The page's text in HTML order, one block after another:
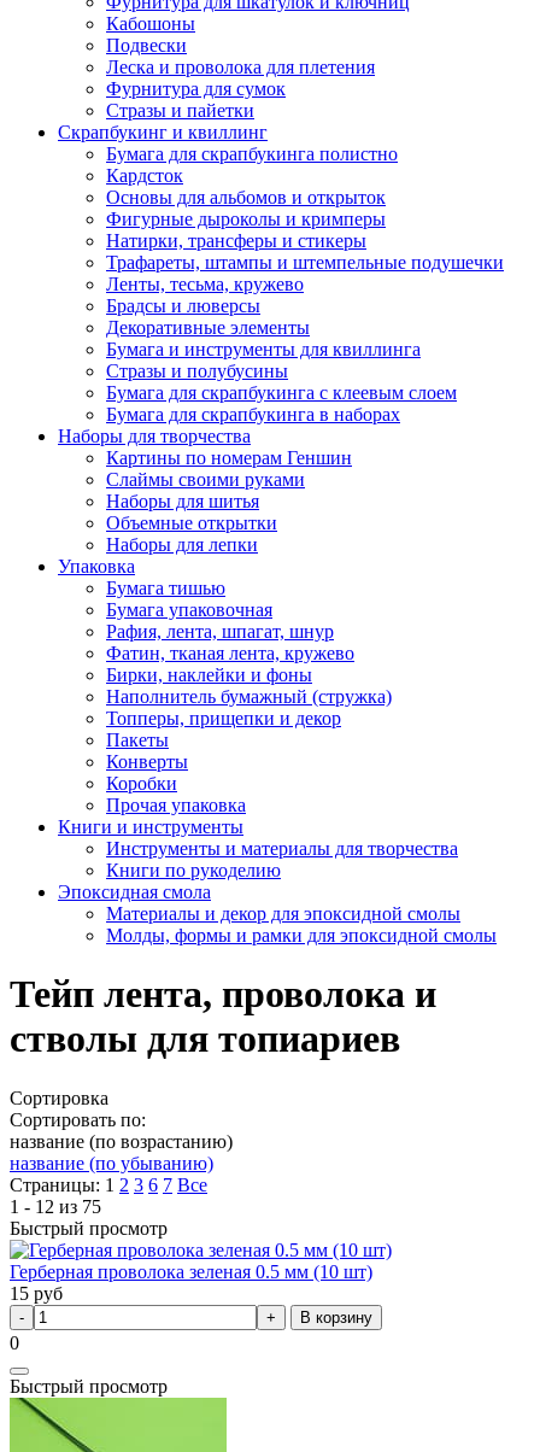
Кабошоны
Подвески
Леска и проволока для плетения
Фурнитура для сумок
Стразы и пайетки
Скрапбукинг и квиллинг
Бумага для скрапбукинга полистно
Кардсток
Основы для альбомов и открыток
Фигурные дыроколы и кримперы
Натирки, трансферы и стикеры
Трафареты, штампы и штемпельные подушечки
Ленты, тесьма, кружево
Брадсы и люверсы
Декоративные элементы
Бумага и инструменты для квиллинга
Стразы и полубусины
Бумага для скрапбукинга с клеевым слоем
Бумага для скрапбукинга в наборах
Наборы для творчества
Картины по номерам Геншин
Слаймы своими руками
Наборы для шитья
Объемные открытки
Наборы для лепки
Упаковка
Бумага тишью
Бумага упаковочная
Рафия, лента, шпагат, шнур
Фатин, тканая лента, кружево
Бирки, наклейки и фоны
Наполнитель бумажный (стружка)
Топперы, прищепки и декор
Пакеты
Конверты
Коробки
Прочая упаковка
Книги и инструменты
Инструменты и материалы для творчества
Книги по рукоделию
Эпоксидная смола
Материалы и декор для эпоксидной смолы
Молды, формы и рамки для эпоксидной смолы
Тейп лента, проволока и
стволы для топиариев
Сортировка
Сортировать по:
название (по возрастанию)
название (по убыванию)
Страницы: 1 2 3 6 7 Все
1 - 12 из 75
Быстрый просмотр
Герберная проволока зеленая 0.5 мм (10 шт)
15 руб
В корзину
0
Быстрый просмотр